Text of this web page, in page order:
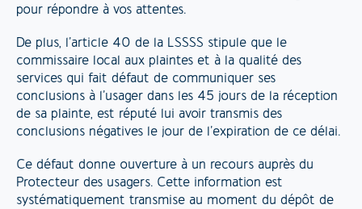
pour répondre à vos attentes.
De plus, l’article 40 de la LSSSS stipule que le
commissaire local aux plaintes et à la qualité des
services qui fait défaut de communiquer ses
conclusions à l’usager dans les 45 jours de la réception
de sa plainte, est réputé lui avoir transmis des
conclusions négatives le jour de l’expiration de ce délai.
Ce défaut donne ouverture à un recours auprès du
Protecteur des usagers. Cette information est
systématiquement transmise au moment du dépôt de